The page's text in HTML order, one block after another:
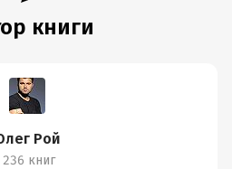
книги
Рой
236 книг